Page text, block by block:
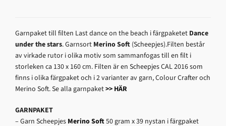
Garnpaket till filten Last dance on the beach i färgpaketet Dance
under the stars. Garnsort Merino Soft (Scheepjes).Filten består
av virkade rutor i olika motiv som sammanfogas till en filt i
storleken ca 130 x 160 cm. Filten är en Scheepjes CAL 2016 som
finns i olika färgpaket och i 2 varianter av garn, Colour Crafter och
Merino Soft. Se alla garnpaket>> HÄR
GARNPAKET
– Garn Scheepjes Merino Soft50 gram x 39 nystan i färgpaket